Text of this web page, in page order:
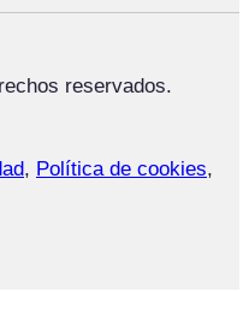
reservados.
, Política de cookies,